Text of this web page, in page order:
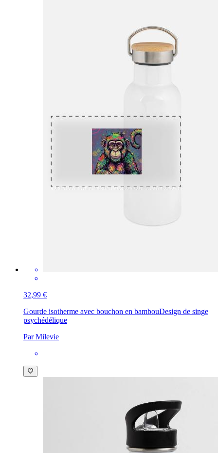
32,99 €
Gourde isotherme avec bouchon en bambouDesign de singe
psychédélique
Par Milevie